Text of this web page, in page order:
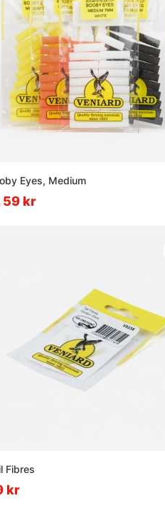
Eyes, Medium
59 kr
Fibres
kr